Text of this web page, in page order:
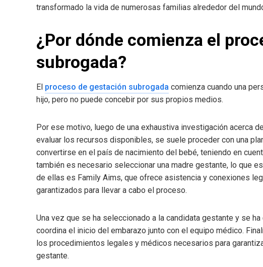
transformado la vida de numerosas familias alrededor del
¿Por dónde comienza el
subrogada?
El proceso de gestación subrogada comienza cuando una
hijo, pero no puede concebir por sus propios medios.
Por ese motivo, luego de una exhaustiva investigación acerca
evaluar los recursos disponibles, se suele proceder con una
convertirse en el país de nacimiento del bebé, teniendo en
también es necesario seleccionar una madre gestante, lo que
de ellas es Family Aims, que ofrece asistencia y conexiones
garantizados para llevar a cabo el proceso.
Una vez que se ha seleccionado a la candidata gestante y se
coordina el inicio del embarazo junto con el equipo médico.
los procedimientos legales y médicos necesarios para
gestante.